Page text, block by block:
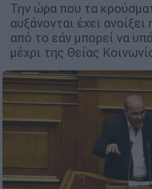
Την ώρα που τα
αυξάνονται έχει
από το εάν μπορεί να
μέχρι της Θείας